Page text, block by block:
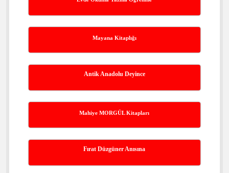
Mayana Kitaplığı
Antik Anadolu Deyince
Mahiye MORGÜL Kitapları
Fırat Düzgüner Anısına